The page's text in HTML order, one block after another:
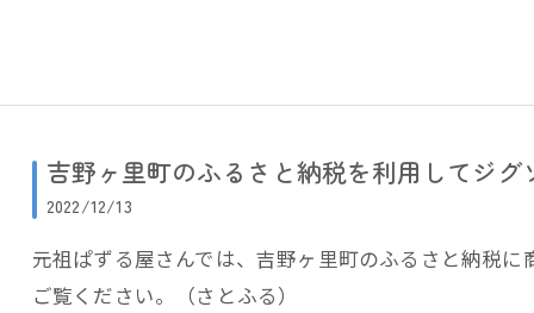
吉野ヶ里町のふるさと納税を利用してジ
2022/12/13
元祖ぱずる屋さんでは、吉野ヶ里町のふるさと納税
ご覧ください。（さとふる）